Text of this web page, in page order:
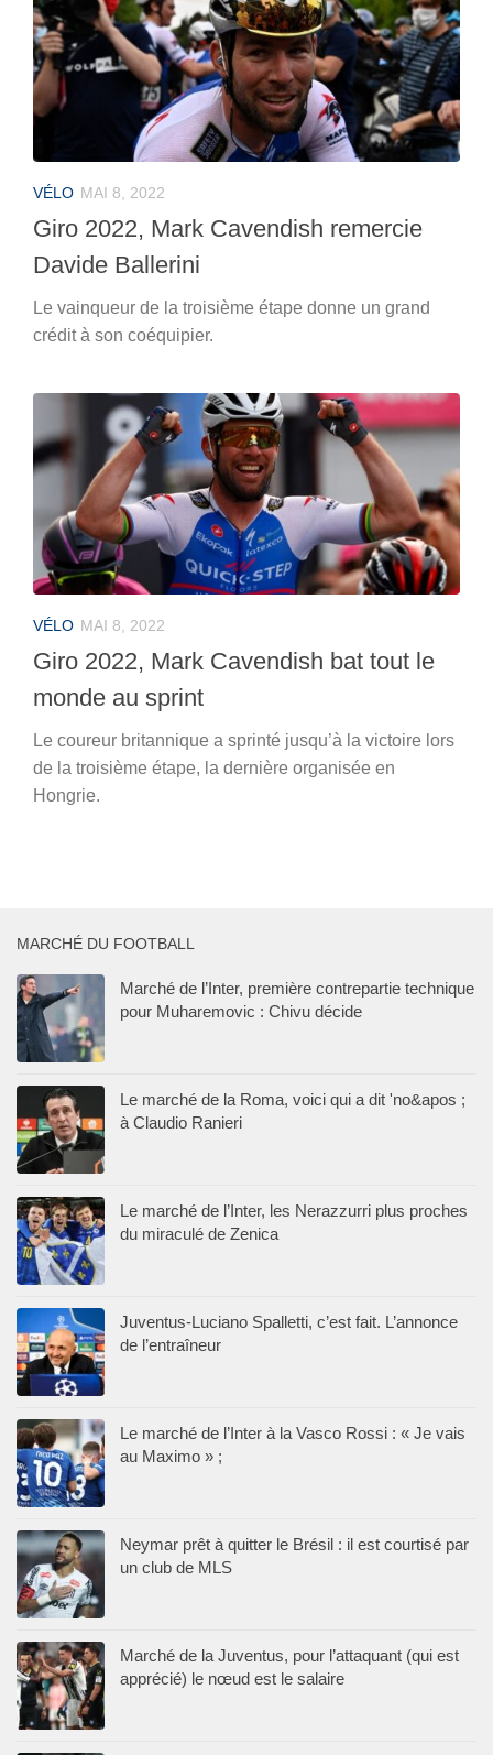
VÉLO MAI 8, 2022
Giro 2022, Mark Cavendish remercie
Davide Ballerini
Le vainqueur de la troisième étape donne un grand
crédit à son coéquipier.
VÉLO MAI 8, 2022
Giro 2022, Mark Cavendish bat tout le
monde au sprint
Le coureur britannique a sprinté jusqu’à la victoire lors
de la troisième étape, la dernière organisée en
Hongrie.
MARCHÉ DU FOOTBALL
Marché de l’Inter, première contrepartie technique
pour Muharemovic : Chivu décide
Le marché de la Roma, voici qui a dit 'no&apos ;
à Claudio Ranieri
Le marché de l’Inter, les Nerazzurri plus proches
du miraculé de Zenica
Juventus-Luciano Spalletti, c’est fait. L’annonce
de l’entraîneur
Le marché de l’Inter à la Vasco Rossi : « Je vais
au Maximo » ;
Neymar prêt à quitter le Brésil : il est courtisé par
un club de MLS
Marché de la Juventus, pour l’attaquant (qui est
apprécié) le nœud est le salaire